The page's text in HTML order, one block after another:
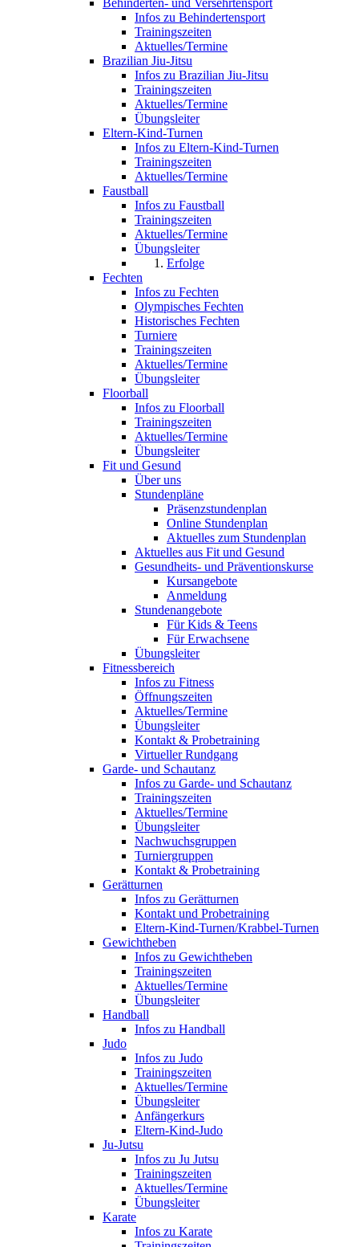
Behinderten- und Versehrtensport
Infos zu Behindertensport
Trainingszeiten
Aktuelles/Termine
Brazilian Jiu-Jitsu
Infos zu Brazilian Jiu-Jitsu
Trainingszeiten
Aktuelles/Termine
Übungsleiter
Eltern-Kind-Turnen
Infos zu Eltern-Kind-Turnen
Trainingszeiten
Aktuelles/Termine
Faustball
Infos zu Faustball
Trainingszeiten
Aktuelles/Termine
Übungsleiter
Erfolge
Fechten
Infos zu Fechten
Olympisches Fechten
Historisches Fechten
Turniere
Trainingszeiten
Aktuelles/Termine
Übungsleiter
Floorball
Infos zu Floorball
Trainingszeiten
Aktuelles/Termine
Übungsleiter
Fit und Gesund
Über uns
Stundenpläne
Präsenzstundenplan
Online Stundenplan
Aktuelles zum Stundenplan
Aktuelles aus Fit und Gesund
Gesundheits- und Präventionskurse
Kursangebote
Anmeldung
Stundenangebote
Für Kids & Teens
Für Erwachsene
Übungsleiter
Fitnessbereich
Infos zu Fitness
Öffnungszeiten
Aktuelles/Termine
Übungsleiter
Kontakt & Probetraining
Virtueller Rundgang
Garde- und Schautanz
Infos zu Garde- und Schautanz
Trainingszeiten
Aktuelles/Termine
Übungsleiter
Nachwuchsgruppen
Turniergruppen
Kontakt & Probetraining
Gerätturnen
Infos zu Gerätturnen
Kontakt und Probetraining
Eltern-Kind-Turnen/Krabbel-Turnen
Gewichtheben
Infos zu Gewichtheben
Trainingszeiten
Aktuelles/Termine
Übungsleiter
Handball
Infos zu Handball
Judo
Infos zu Judo
Trainingszeiten
Aktuelles/Termine
Übungsleiter
Anfängerkurs
Eltern-Kind-Judo
Ju-Jutsu
Infos zu Ju Jutsu
Trainingszeiten
Aktuelles/Termine
Übungsleiter
Karate
Infos zu Karate